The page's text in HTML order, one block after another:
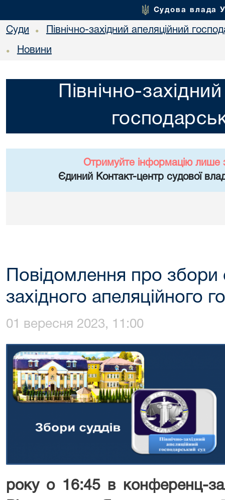
Судова влада
Суди • Північно-західний апеляційний
• Новини
Північно-
Отримуйте інформацію лише
Єдиний Контакт-центр судової
Повідомлення про збори
західного апеляційного
01 вересня 2023, 11:00
року о 16:45 в конференц-